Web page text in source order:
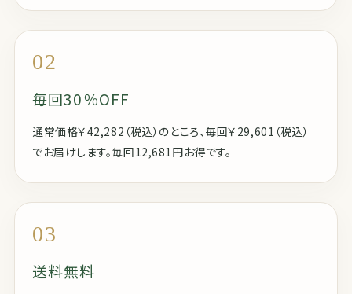
02
毎回30％OFF
通常価格￥42,282（税込）のところ、毎回￥29,601（税込）
でお届けします。毎回12,681円お得です。
03
送料無料